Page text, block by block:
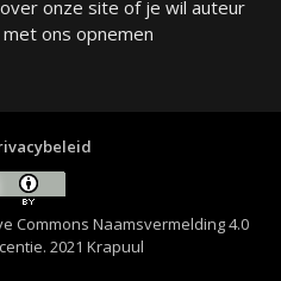
onze site of je wil auteur
met ons opnemen
Commons Naamsvermelding 4.0
. 2021 Krapuul